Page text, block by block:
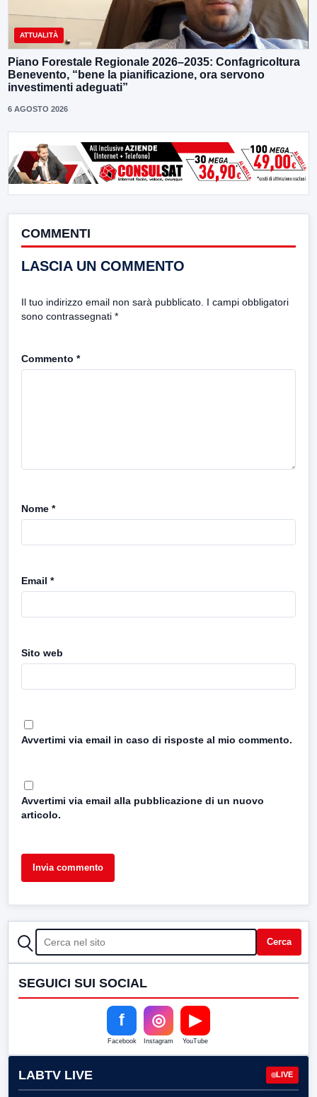
ATTUALITÀ
Piano Forestale Regionale 2026–2035: Confagricoltura
Benevento, “bene la pianificazione, ora servono
investimenti adeguati”
6 AGOSTO 2026
COMMENTI
LASCIA UN COMMENTO
Il tuo indirizzo email non sarà pubblicato. I campi obbligatori
sono contrassegnati *
Commento *
Nome *
Email *
Sito web
Avvertimi via email in caso di risposte al mio commento.
Avvertimi via email alla pubblicazione di un nuovo
articolo.
CERCA Cerca
SEGUICI SUI SOCIAL
f
Facebook
◎
Instagram
▶
YouTube
LABTV LIVE LIVE